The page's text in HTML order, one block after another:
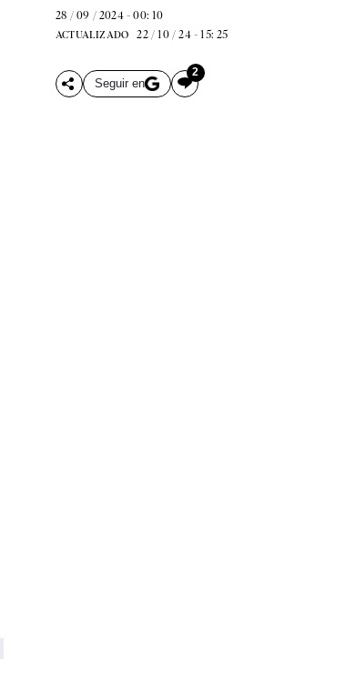
28 / 09 / 2024 - 00: 10
ACTUALIZADO 22 / 10 / 24 - 15: 25
Seguir en
2